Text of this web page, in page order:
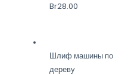
Br28.00
Шлиф машины по
дереву